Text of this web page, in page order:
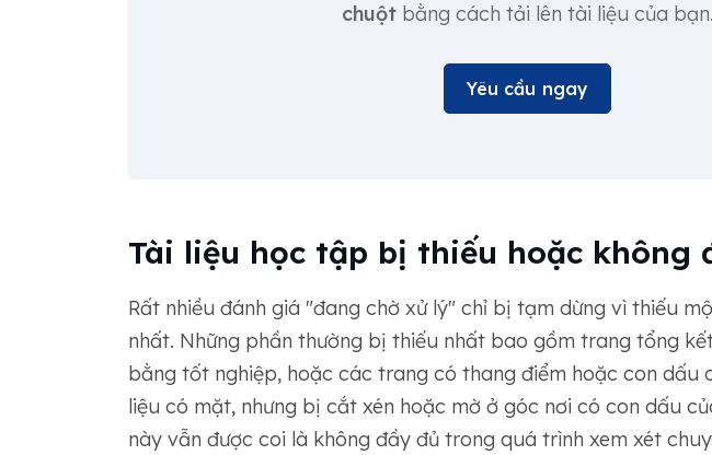
chuộtbằng cách tải lên tài liệu của bạn.
Yêu cầu ngay
Tài liệu học tập bị thiếu hoặc không
Rất nhiều đánh giá "đang chờ xử lý" chỉ bị tạm dừng vì thiếu
nhất. Những phần thường bị thiếu nhất bao gồm trang tổng
bằng tốt nghiệp, hoặc các trang có thang điểm hoặc con dấu
liệu có mặt, nhưng bị cắt xén hoặc mờ ở góc nơi có con dấu
này vẫn được coi là không đầy đủ trong quá trình xem xét